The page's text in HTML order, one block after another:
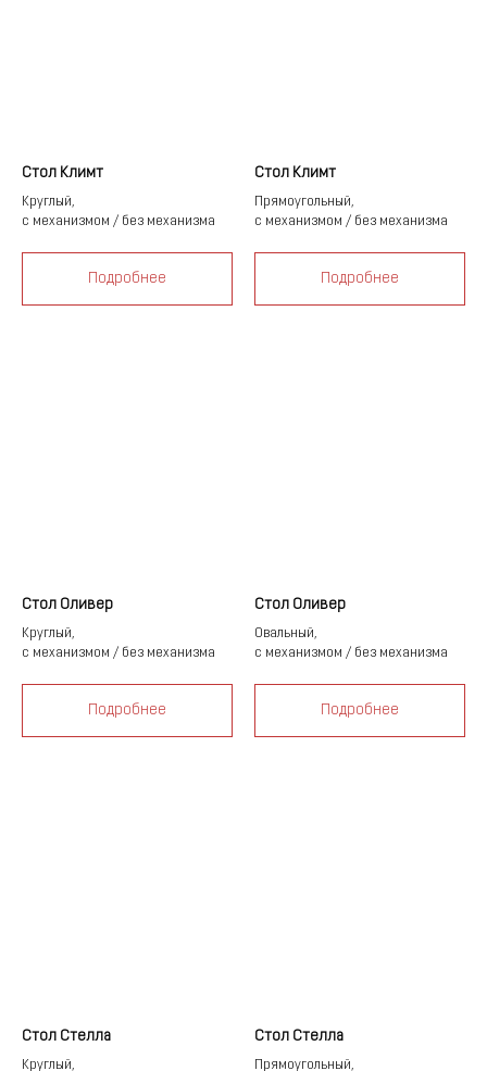
Стол Климт
Круглый,
с механизмом / без механизма
Подробнее
Стол Климт
Прямоугольный,
с механизмом / без механизма
Подробнее
Стол Оливер
Круглый,
с механизмом / без механизма
Подробнее
Стол Оливер
Овальный,
с механизмом / без механизма
Подробнее
Стол Стелла
Круглый,
Стол Стелла
Прямоугольный,